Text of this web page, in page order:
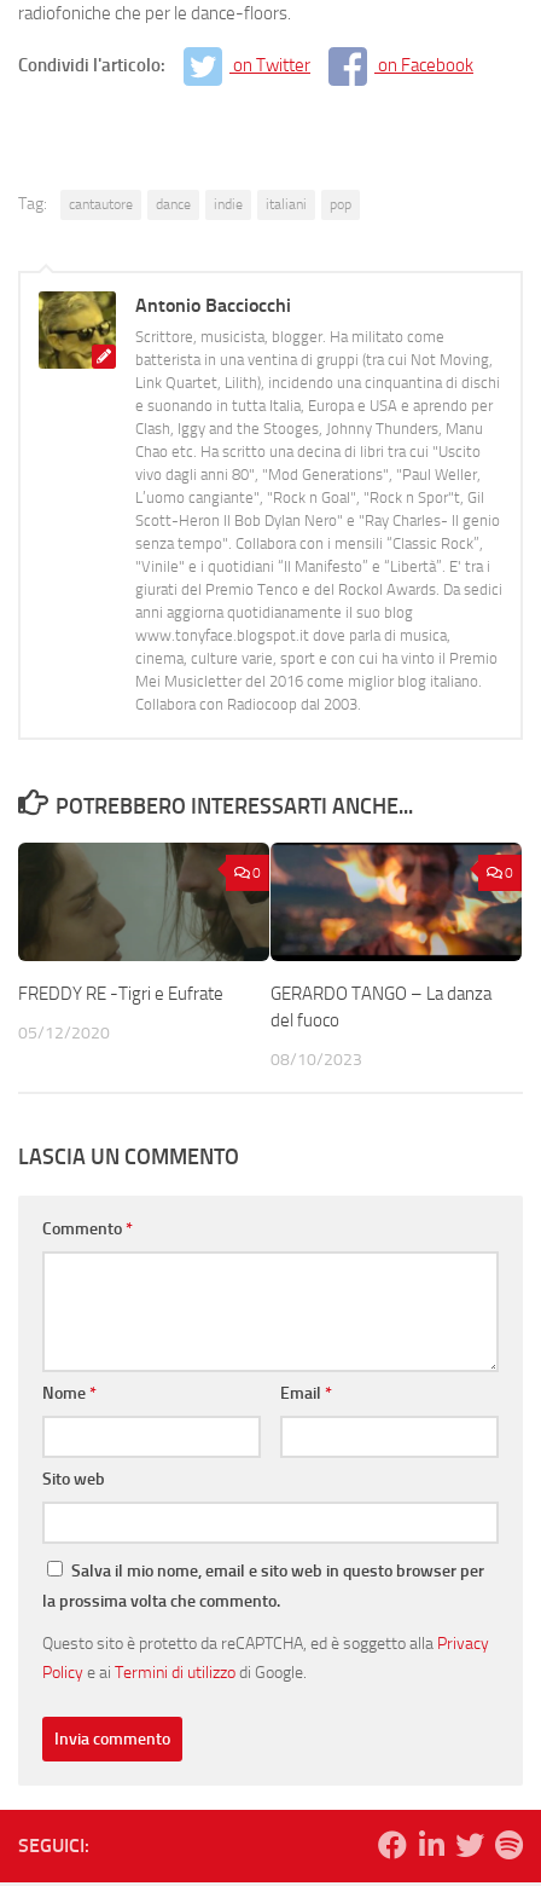
radiofoniche che per le dance-floors.
Condividi l'articolo: on Twitter on Facebook
Tag: cantautore dance indie italiani pop
Antonio Bacciocchi
Scrittore, musicista, blogger. Ha militato come
batterista in una ventina di gruppi (tra cui Not Moving,
Link Quartet, Lilith), incidendo una cinquantina di dischi
e suonando in tutta Italia, Europa e USA e aprendo per
Clash, Iggy and the Stooges, Johnny Thunders, Manu
Chao etc. Ha scritto una decina di libri tra cui "Uscito
vivo dagli anni 80", "Mod Generations", "Paul Weller,
L’uomo cangiante", "Rock n Goal", "Rock n Spor"t, Gil
Scott-Heron Il Bob Dylan Nero" e "Ray Charles- Il genio
senza tempo". Collabora con i mensili “Classic Rock”,
"Vinile" e i quotidiani “Il Manifesto” e “Libertà”. E' tra i
giurati del Premio Tenco e del Rockol Awards. Da sedici
anni aggiorna quotidianamente il suo blog
www.tonyface.blogspot.it dove parla di musica,
cinema, culture varie, sport e con cui ha vinto il Premio
Mei Musicletter del 2016 come miglior blog italiano.
Collabora con Radiocoop dal 2003.
POTREBBERO INTERESSARTI ANCHE...
0
FREDDY RE -Tigri e Eufrate
05/12/2020
0
GERARDO TANGO – La danza
del fuoco
08/10/2023
LASCIA UN COMMENTO
Commento*
Nome* Email *
Sito web
Salva il mio nome, email e sito web in questo browser per
la prossima volta che commento.
Questo sito è protetto da reCAPTCHA, ed è soggetto alla Privacy
Policye ai Termini di utilizzodi Google.
SEGUICI: